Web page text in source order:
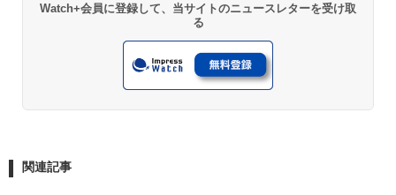
Watch+会員に登録して、当サイトのニュースレターを受け取
る
関連記事